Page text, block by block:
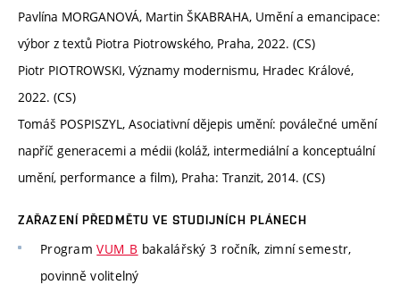
Pavlína MORGANOVÁ, Martin ŠKABRAHA, Umění a emancipace:
výbor z textů Piotra Piotrowského, Praha, 2022. (CS)
Piotr PIOTROWSKI, Významy modernismu, Hradec Králové,
2022. (CS)
Tomáš POSPISZYL, Asociativní dějepis umění: poválečné umění
napříč generacemi a médii (koláž, intermediální a konceptuální
umění, performance a film), Praha: Tranzit, 2014. (CS)
ZAŘAZENÍ PŘEDMĚTU VE STUDIJNÍCH PLÁNECH
ProgramVUM_B bakalářský 3 ročník, zimní semestr,
povinně volitelný